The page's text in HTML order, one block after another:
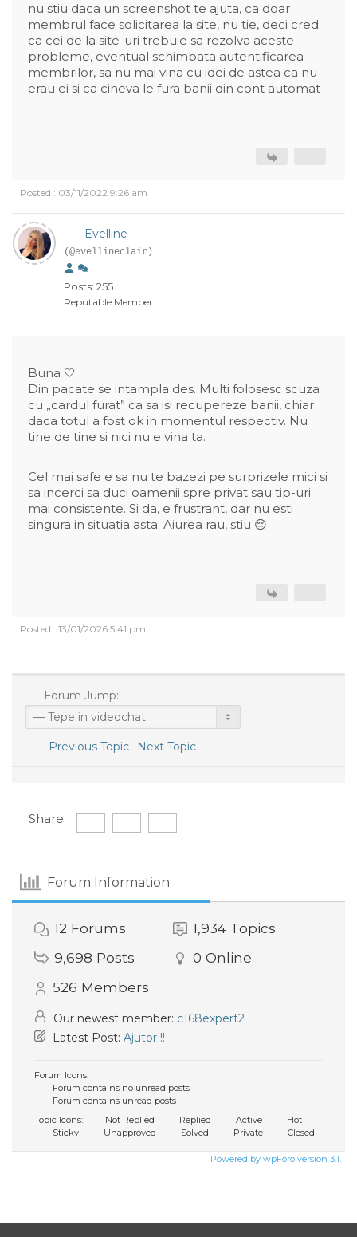
nu stiu daca un screenshot te ajuta, ca doar
membrul face solicitarea la site, nu tie, deci cred
ca cei de la site-uri trebuie sa rezolva aceste
probleme, eventual schimbata autentificarea
membrilor, sa nu mai vina cu idei de astea ca nu
erau ei si ca cineva le fura banii din cont automat
Posted : 03/11/2022 9:26 am
Evelline
(@evellineclair)
Posts: 255
Reputable Member
Buna 🤍
Din pacate se intampla des. Multi folosesc scuza
cu „cardul furat” ca sa isi recupereze banii, chiar
daca totul a fost ok in momentul respectiv. Nu
tine de tine si nici nu e vina ta.
Cel mai safe e sa nu te bazezi pe surprizele mici si
sa incerci sa duci oamenii spre privat sau tip-uri
mai consistente. Si da, e frustrant, dar nu esti
singura in situatia asta. Aiurea rau, stiu 😔
Posted : 13/01/2026 5:41 pm
Forum Jump:
Previous Topic Next Topic
Share:
Forum Information
12 Forums 1,934 Topics
9,698 Posts 0 Online
526 Members
Our newest member: c168expert2
Latest Post: Ajutor !!
Forum Icons:
Forum contains no unread posts
Forum contains unread posts
Topic Icons:
Not Replied Replied Active
Hot
Sticky
Unapproved Solved Private Closed
Powered by wpForo version 3.1.1